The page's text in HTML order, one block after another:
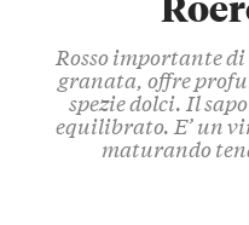
Rosso importantedi
granata, offre
spezie dolci. Il
equilibrato. E’ un
maturando